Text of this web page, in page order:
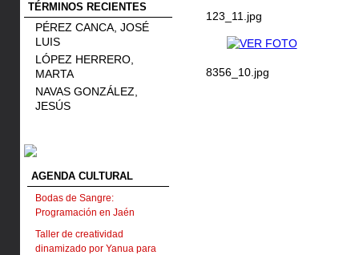
TÉRMINOS RECIENTES
PÉREZ CANCA, JOSÉ
LUIS
LÓPEZ HERRERO,
MARTA
NAVAS GONZÁLEZ,
JESÚS
AGENDA CULTURAL
Bodas de Sangre:
Programación en Jaén
Taller de creatividad
dinamizado por Yanua para
123_11.jpg
8356_10.jpg